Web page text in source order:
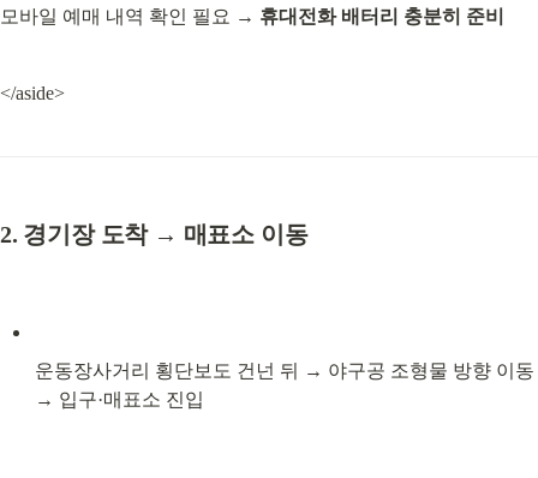
모바일 예매 내역 확인 필요 → 휴대전화 배터리 충분히 준비
</aside>
2. 경기장 도착 → 매표소 이동
운동장사거리 횡단보도 건넌 뒤 → 야구공 조형물 방향 이동
→ 입구·매표소 진입